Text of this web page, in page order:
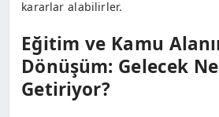
kararlar alabilirler.
Eğitim ve Kamu
Dönüşüm: Gelecek
Getiriyor?